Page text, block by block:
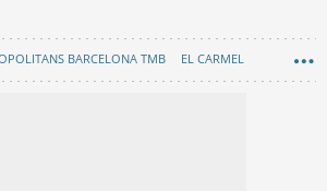
BARCELONA TMB EL CARMEL